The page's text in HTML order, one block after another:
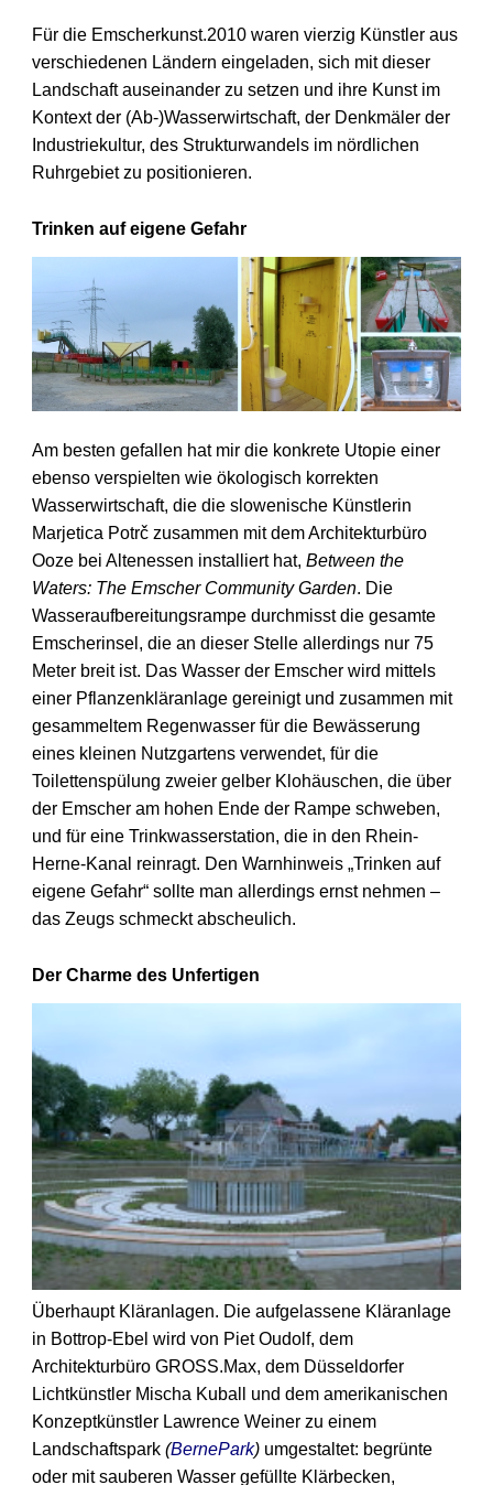
Für die Emscherkunst.2010 waren vierzig Künstler aus
verschiedenen Ländern eingeladen, sich mit dieser
Landschaft auseinander zu setzen und ihre Kunst im
Kontext der (Ab-)Wasserwirtschaft, der Denkmäler der
Industriekultur, des Strukturwandels im nördlichen
Ruhrgebiet zu positionieren.
Trinken auf eigene Gefahr
Am besten gefallen hat mir die konkrete Utopie einer
ebenso verspielten wie ökologisch korrekten
Wasserwirtschaft, die die slowenische Künstlerin
Marjetica Potrč zusammen mit dem Architekturbüro
Ooze bei Altenessen installiert hat, Between the
Waters: The Emscher Community Garden. Die
Wasseraufbereitungsrampe durchmisst die gesamte
Emscherinsel, die an dieser Stelle allerdings nur 75
Meter breit ist. Das Wasser der Emscher wird mittels
einer Pflanzenkläranlage gereinigt und zusammen mit
gesammeltem Regenwasser für die Bewässerung
eines kleinen Nutzgartens verwendet, für die
Toilettenspülung zweier gelber Klohäuschen, die über
der Emscher am hohen Ende der Rampe schweben,
und für eine Trinkwasserstation, die in den Rhein-
Herne-Kanal reinragt. Den Warnhinweis „Trinken auf
eigene Gefahr“ sollte man allerdings ernst nehmen –
das Zeugs schmeckt abscheulich.
Der Charme des Unfertigen
Überhaupt Kläranlagen. Die aufgelassene Kläranlage
in Bottrop-Ebel wird von Piet Oudolf, dem
Architekturbüro GROSS.Max, dem Düsseldorfer
Lichtkünstler Mischa Kuball und dem amerikanischen
Konzeptkünstler Lawrence Weiner zu einem
Landschaftspark (BernePark)umgestaltet: begrünte
oder mit sauberen Wasser gefüllte Klärbecken,